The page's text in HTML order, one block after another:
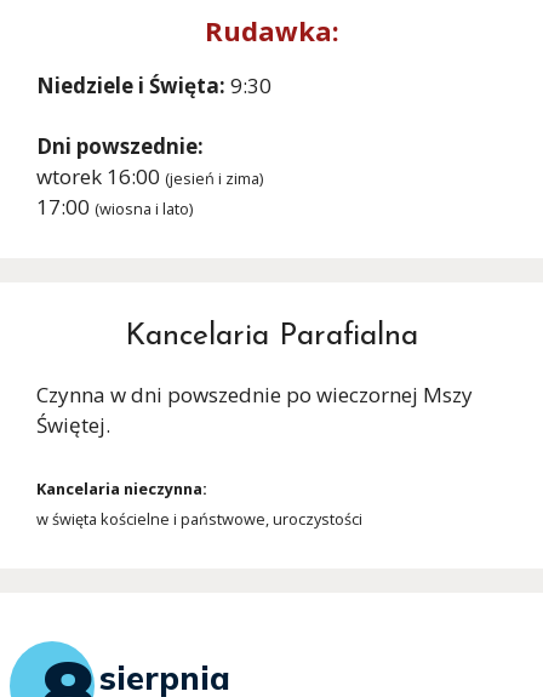
Rudawka:
Niedziele i Święta: 9:30
Dni powszednie:
wtorek 16:00 (jesień i zima)
17:00 (wiosna i lato)
Kancelaria Parafialna
Czynna w dni powszednie po wieczornej Mszy
Świętej.
Kancelaria nieczynna:
w święta kościelne i państwowe, uroczystości